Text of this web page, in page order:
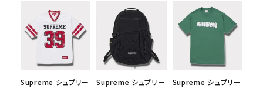
イヤーリリーフボック
スロゴTシャツ ホワ
イト 白
リーム ナイキエアフォ
ース１スニーカー シ
ューズ ホワイト
Cap ウォッシュチノツ
イルキャンプキャップ
ブラック 黒
Supreme シュプリー
Supreme シュプリー
Supreme シュプリー